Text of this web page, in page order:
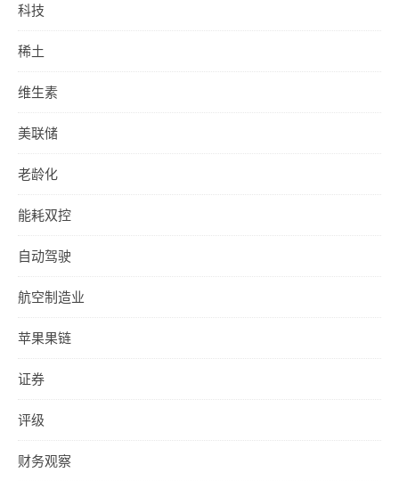
科技
稀土
维生素
美联储
老龄化
能耗双控
自动驾驶
航空制造业
苹果果链
证券
评级
财务观察